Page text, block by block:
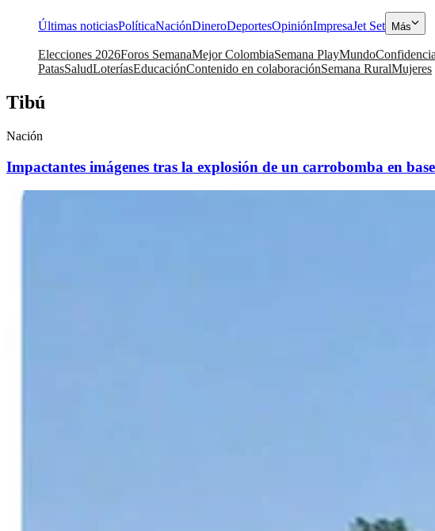
Últimas noticiasPolíticaNaciónDineroDeportesOpiniónImpresaJet Set Más
Elecciones 2026Foros SemanaMejor ColombiaSemana PlayMundo
PatasSaludLoteríasEducaciónContenido en colaboraciónSemana RuralMujeres
Tibú
Nación
Impactantes imágenes tras la explosión de un carrobomba en